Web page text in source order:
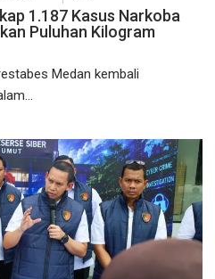
1.187 Kasus Narkoba
Puluhan Kilogram
Medan kembali